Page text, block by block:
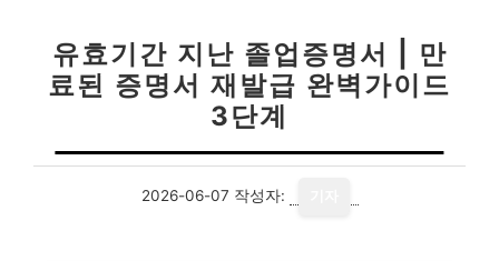
유효기간 지난 졸업증명서 | 만
료된 증명서 재발급 완벽가이드
3단계
2026-06-07 작성자: